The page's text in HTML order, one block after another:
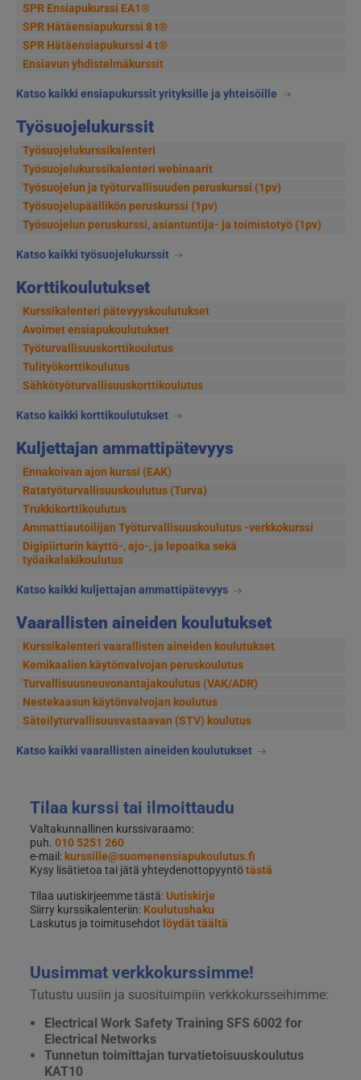
SPR Ensiapukurssi EA1®
SPR Hätäensiapukurssi 8 t®
SPR Hätäensiapukurssi 4 t®
Ensiavun yhdistelmäkurssit
Katso kaikki ensiapukurssit yrityksille ja yhteisöille
Työsuojelukurssit
Työsuojelukurssikalenteri
Työsuojelukurssikalenteri webinaarit
Työsuojelun ja työturvallisuuden peruskurssi (1pv)
Työsuojelupäällikön peruskurssi (1pv)
Työsuojelun peruskurssi, asiantuntija- ja toimistotyö (1pv)
Katso kaikki työsuojelukurssit
Korttikoulutukset
Kurssikalenteri pätevyyskoulutukset
Avoimet ensiapukoulutukset
Työturvallisuuskorttikoulutus
Tulityökorttikoulutus
Sähkötyöturvallisuuskorttikoulutus
Katso kaikki korttikoulutukset
Kuljettajan ammattipätevyys
Ennakoivan ajon kurssi (EAK)
Ratatyöturvallisuuskoulutus (Turva)
Trukkikorttikoulutus
Ammattiautoilijan Työturvallisuuskoulutus -verkkokurssi
Digipiirturin käyttö-, ajo-, ja lepoaika sekä
työaikalakikoulutus
Katso kaikki kuljettajan ammattipätevyys
Vaarallisten aineiden koulutukset
Kurssikalenteri vaarallisten aineiden koulutukset
Kemikaalien käytönvalvojan peruskoulutus
Turvallisuusneuvonantajakoulutus (VAK/ADR)
Nestekaasun käytönvalvojan koulutus
Säteilyturvallisuusvastaavan (STV) koulutus
Katso kaikki vaarallisten aineiden koulutukset
Tilaa kurssi tai ilmoittaudu
Valtakunnallinen kurssivaraamo:
puh. 010 5251 260
e-mail: kurssille@suomenensiapukoulutus.fi
Kysy lisätietoa tai jätä yhteydenottopyyntötästä
Tilaa uutiskirjeemme tästä:Uutiskirje
Siirry kurssikalenteriin: Koulutushaku
Laskutus ja toimitusehdot löydät täältä
Uusimmat verkkokurssimme!
Tutustu uusiin ja suosituimpiin verkkokursseihimme:
Electrical Work Safety Training SFS 6002 for
Electrical Networks
Tunnetun toimittajan turvatietoisuuskoulutus
KAT10